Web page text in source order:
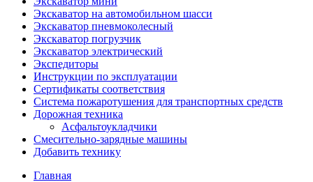
Экскаватор на автомобильном шасси
Экскаватор пневмоколесный
Экскаватор погрузчик
Экскаватор электрический
Экспедиторы
Инструкции по эксплуатации
Сертификаты соответствия
Система пожаротушения для транспортных средств
Дорожная техника
Асфальтоукладчики
Смесительно-зарядные машины
Добавить технику
Главная